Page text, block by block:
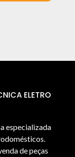
ELETRO
especializada
de peças